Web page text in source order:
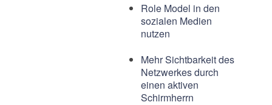
Role Model in den
sozialen Medien
nutzen
Mehr Sichtbarkeit des
Netzwerkes durch
einen aktiven
Schirmherrn